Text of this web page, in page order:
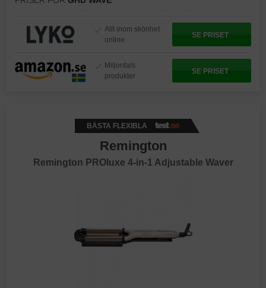
Allt inom skönhet
online
SE PRISET
Miljontals
produkter
SE PRISET
BÄSTA FLEXIBLA
Remington
Remington PROluxe 4-in-1 Adjustable Waver